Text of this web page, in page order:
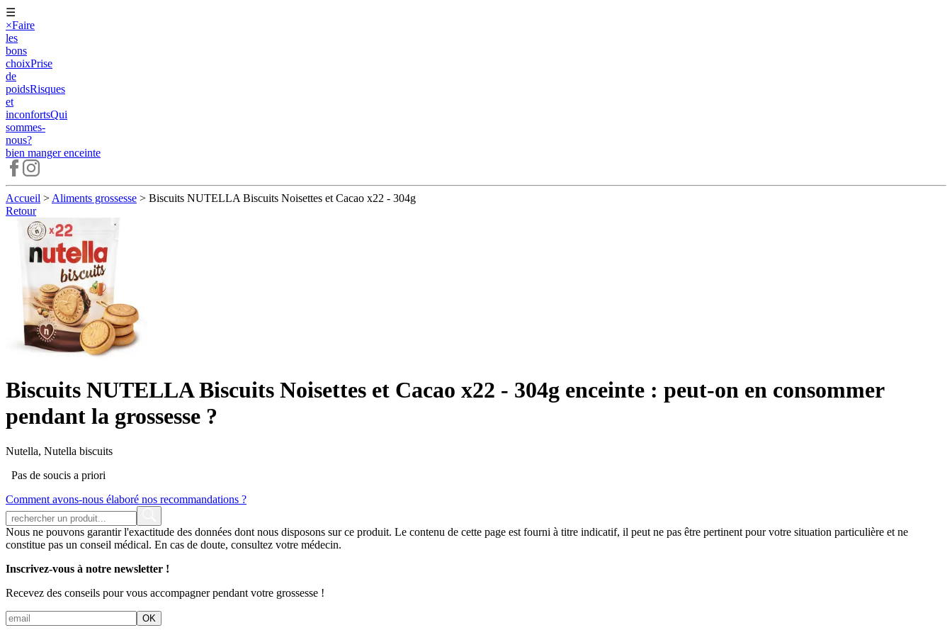
☰
×Faire
les
bons
choixPrise
de
poidsRisques
et
inconfortsQui
sommes-
nous?
bien manger enceinte
Accueil > Aliments grossesse > Biscuits NUTELLA Biscuits Noisettes et Cacao x22 - 304g
Retour
Biscuits NUTELLA Biscuits Noisettes et Cacao x22 - 304g enceinte : peut-on en consommer
pendant la grossesse ?
Nutella, Nutella biscuits
Pas de soucis a priori
Comment avons-nous élaboré nos recommandations ?
Nous ne pouvons garantir l'exactitude des données dont nous disposons sur ce produit. Le contenu de cette page est fourni à titre indicatif, il peut ne pas être pertinent pour votre situation particulière et ne
constitue pas un conseil médical. En cas de doute, consultez votre médecin.
Inscrivez-vous à notre newsletter !
Recevez des conseils pour vous accompagner pendant votre grossesse !
OK